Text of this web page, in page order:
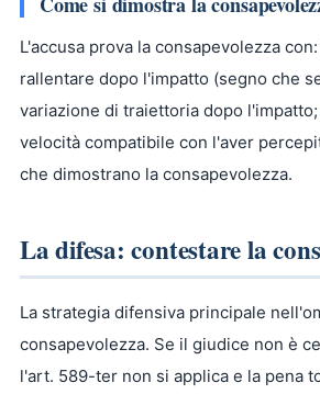
L'accusa prova la consapevolezza
rallentare dopo l'impatto (segno che
variazione di traiettoria dopo
velocità compatibile con l'aver
che dimostrano la consapevolezza.
La difesa: contestare la
La strategia difensiva principale
consapevolezza. Se il giudice non è
l'art. 589-ter non si applica e la pena